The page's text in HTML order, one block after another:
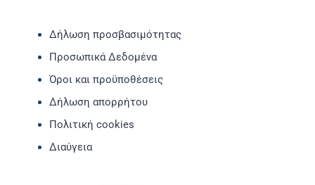
Δήλωση προσβασιμότητας
Προσωπικά Δεδομένα
Όροι και προϋποθέσεις
Δήλωση απορρήτου
Πολιτική cookies
Διαύγεια